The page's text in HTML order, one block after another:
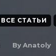
ВСЕ СТАТЬИ
ByAnatoly